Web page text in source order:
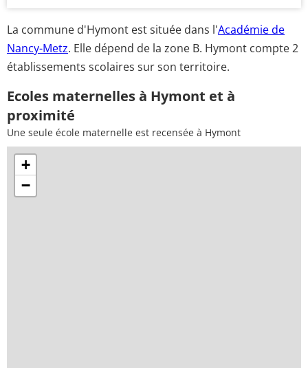
La commune d'Hymont est située dans l'Académie de
Nancy-Metz. Elle dépend de la zone B. Hymont compte 2
établissements scolaires sur son territoire.
Ecoles maternelles à Hymont et à
proximité
Une seule école maternelle est recensée à Hymont
+
−